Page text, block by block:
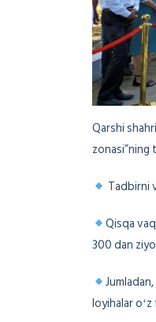
Qarshi
Tadbirni
Qisqa
300 dan
loyihalar